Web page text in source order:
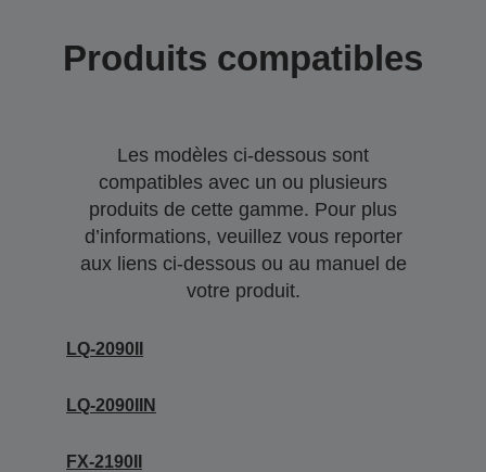
Produits compatibles
Les modèles ci-dessous sont
compatibles avec un ou plusieurs
produits de cette gamme. Pour plus
d’informations, veuillez vous reporter
aux liens ci-dessous ou au manuel de
votre produit.
LQ-2090II
LQ-2090IIN
FX-2190II